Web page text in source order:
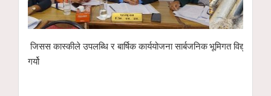
भूमिगत विद्युतीकरणअन्तर्गत ११ केभी लाइन ‘चार्ज’ गरिँदै
पोखरा